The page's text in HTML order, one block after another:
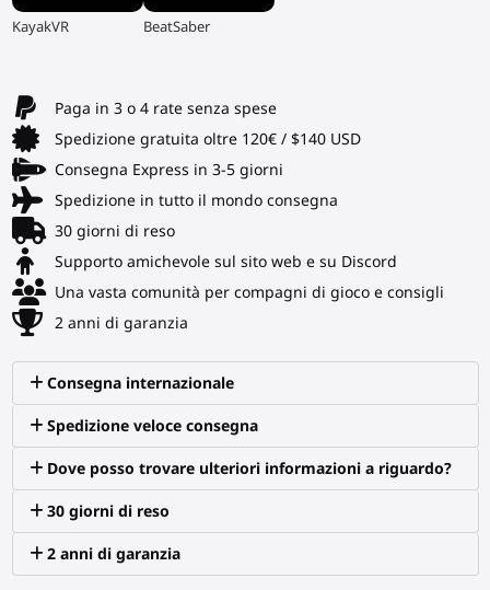
▶
KayakVR ▶
BeatSaber
Paga in 3 o 4 rate senza spese
Spedizione gratuita oltre 120€ / $140 USD
Consegna Express in 3-5 giorni
Spedizione in tutto il mondo consegna
30 giorni di reso
Supporto amichevole sul sito web e su Discord
Una vasta comunità per compagni di gioco e consigli
2 anni di garanzia
Consegna internazionale
Spedizione veloce consegna
Dove posso trovare ulteriori informazioni a riguardo?
30 giorni di reso
2 anni di garanzia